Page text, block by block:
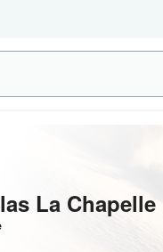
La Chapelle